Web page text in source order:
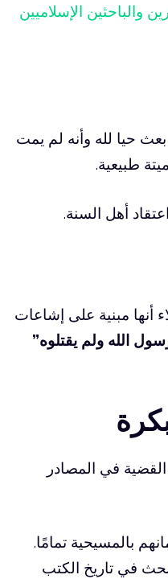
والباحثين الإسلاميين
حيا لله وأنه لم يمت
طبيعية.
أهل السنة.
أنها مبنية على إشاعات
الله ولم يقتلوه”
في المصادر
بالمسيحية تمامًا.
في تاريخ الكتب